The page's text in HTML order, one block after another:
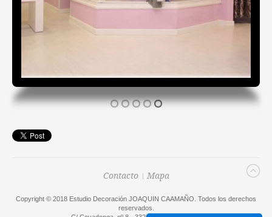
Contacto Mapa
Copyright © 2018 Estudio Decoración JOAQUIN CAAMAÑO. Todos los derechos
reservados.